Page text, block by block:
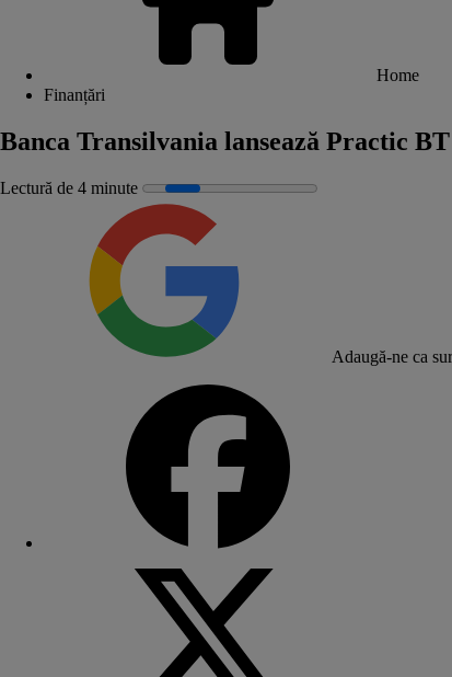
Home
Finanțări
Banca Transilvania lansează Practic
Lectură de 4 minute
Adaugă-ne ca